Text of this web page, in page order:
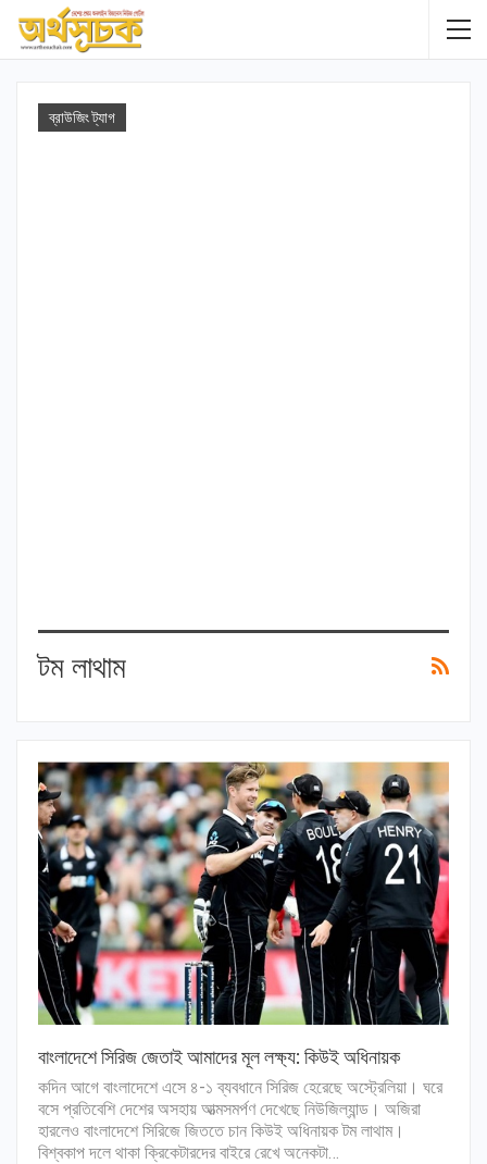
ব্রাউজিং ট্যাগ
টম লাথাম
বাংলাদেশে সিরিজ জেতাই আমাদের মূল লক্ষ্য: কিউই অধিনায়ক
কদিন আগে বাংলাদেশে এসে ৪-১ ব্যবধানে সিরিজ হেরেছে অস্ট্রেলিয়া। ঘরে
বসে প্রতিবেশি দেশের অসহায় আত্মসমর্পণ দেখেছে নিউজিল্যান্ড। অজিরা
হারলেও বাংলাদেশে সিরিজে জিততে চান কিউই অধিনায়ক টম লাথাম।
বিশ্বকাপ দলে থাকা ক্রিকেটারদের বাইরে রেখে অনেকটা…